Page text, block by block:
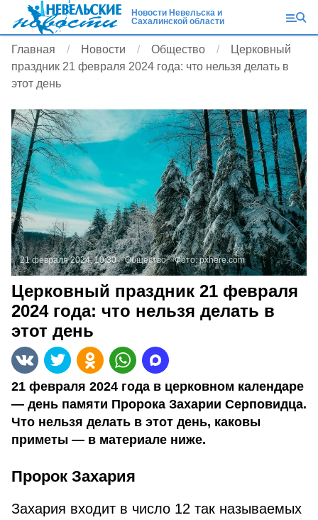
Новости Невельска и
Сахалинской области
Главная Новости Общество
Церковный
праздник 21 февраля 2024 года: что нельзя делать в
этот день
21 февраля 2024, 10:30 Общество Фото:pxhere.com
Церковный праздник 21 февраля
2024 года: что нельзя делать в
этот день
21 февраля 2024 года в церковном календаре
— день памяти Пророка Захарии Серповидца.
Что нельзя делать в этот день, каковы
приметы — в материале ниже.
Пророк Захария
Захария входит в число 12 так называемых